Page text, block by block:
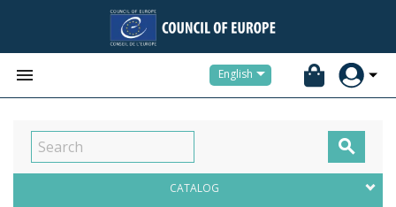
 English

CATALOG